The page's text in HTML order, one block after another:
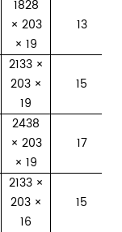
1828
× 203
× 19
13
2133 ×
203 ×
19
15
2438
× 203
× 19
17
2133 ×
203 ×
16
15